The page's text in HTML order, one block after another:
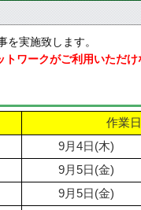
実施致します。
ークがご利用いただけ
作業
9月4日(木)
9月5日(金)
9月5日(金)